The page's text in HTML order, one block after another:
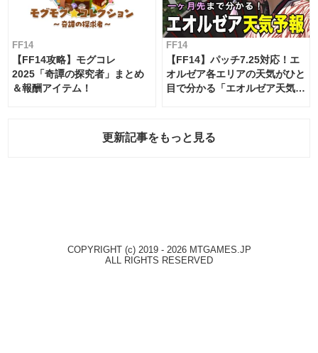
FF14
【FF14攻略】モグコレ
2025「奇譚の探究者」まとめ
＆報酬アイテム！
FF14
【FF14】パッチ7.25対応！エ
オルゼア各エリアの天気がひと
目で分かる「エオルゼア天気予
更新記事をもっと見る
COPYRIGHT (c) 2019 - 2026 MTGAMES.JP
ALL RIGHTS RESERVED